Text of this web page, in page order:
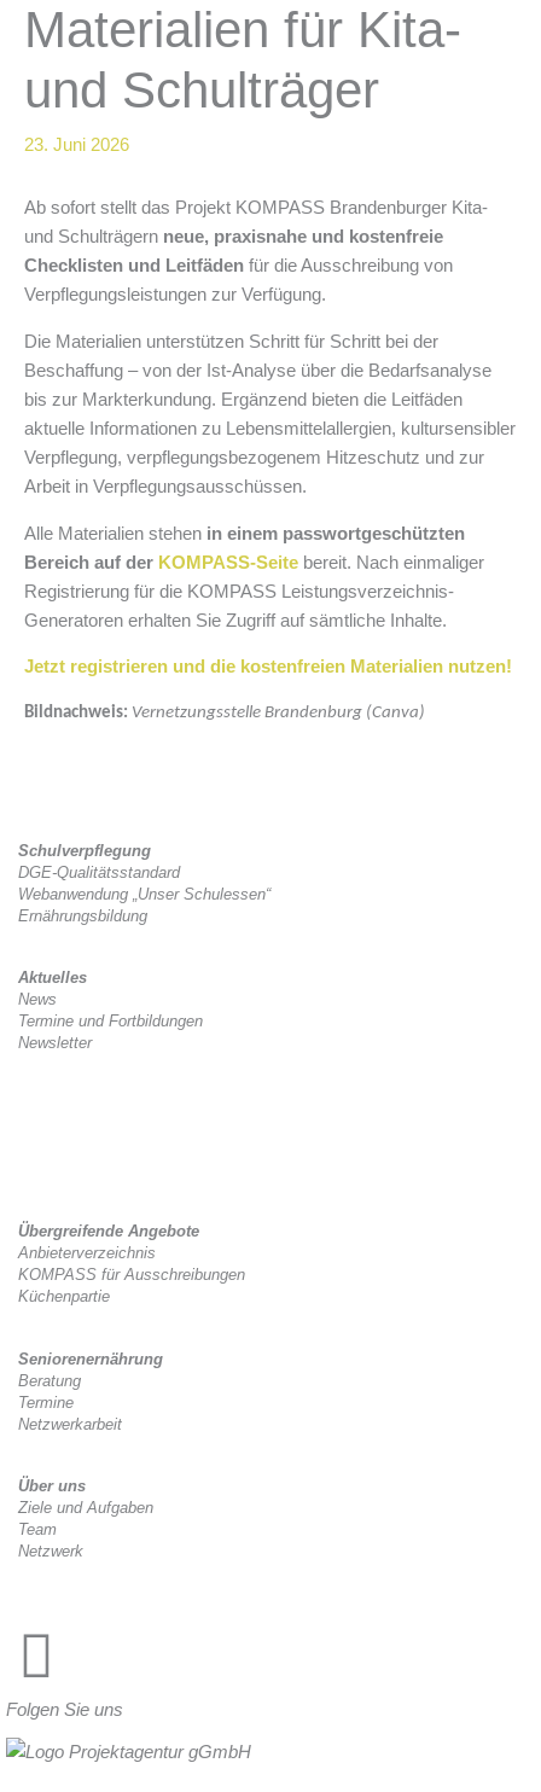
Materialien für Kita-
und Schulträger
23. Juni 2026
Ab sofort stellt das Projekt KOMPASS Brandenburger Kita-
und Schulträgern neue, praxisnahe und kostenfreie
Checklisten und Leitfäden für die Ausschreibung von
Verpflegungsleistungen zur Verfügung.
Die Materialien unterstützen Schritt für Schritt bei der
Beschaffung – von der Ist-Analyse über die Bedarfsanalyse
bis zur Markterkundung. Ergänzend bieten die Leitfäden
aktuelle Informationen zu Lebensmittelallergien, kultursensibler
Verpflegung, verpflegungsbezogenem Hitzeschutz und zur
Arbeit in Verpflegungsausschüssen.
Alle Materialien stehen in einem passwortgeschützten
Bereich auf der KOMPASS-Seite bereit. Nach einmaliger
Registrierung für die KOMPASS Leistungsverzeichnis-
Generatoren erhalten Sie Zugriff auf sämtliche Inhalte.
Jetzt registrieren und die kostenfreien Materialien nutzen!
Bildnachweis: Vernetzungsstelle Brandenburg (Canva)
Schulverpflegung
DGE-Qualitätsstandard
Webanwendung „Unser Schulessen“
Ernährungsbildung
Aktuelles
News
Termine und Fortbildungen
Newsletter
Übergreifende Angebote
Anbieterverzeichnis
KOMPASS für Ausschreibungen
Küchenpartie
Seniorenernährung
Beratung
Termine
Netzwerkarbeit
Über uns
Ziele und Aufgaben
Team
Netzwerk
Folgen Sie uns